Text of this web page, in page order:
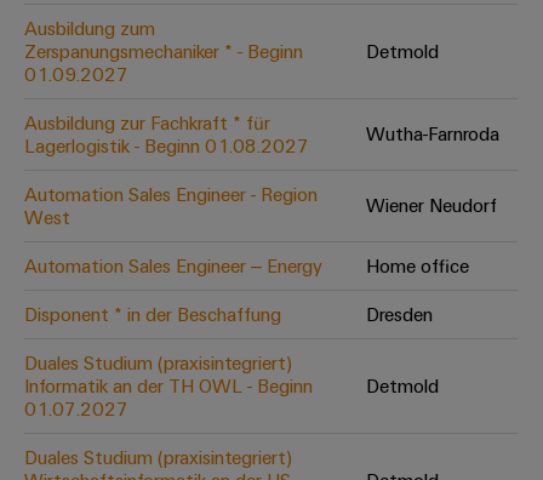
Moderne
und
digitale
für
klimafreundliche
im
Schiffbau
Verbindungslösungen
die
maritime
Industrie
Wasseraufbereitung
PCB
Services
Equipment
(OEM)
Access
&
Services
Industrial
Platform
easyConnect
Werkstatt
&
neues
Distribution
Ausbildung zum
Zerspanungsmechaniker * - Beginn
01.09.2027
Detmold
Ausbildung zur Fachkraft * für
Lagerlogistik - Beginn 01.08.2027
Wutha-Farnroda
Automation Sales Engineer - Region
West
Wiener Neudorf
Automation Sales Engineer – Energy
Home office
Disponent * in der Beschaffung
Dresden
Duales Studium (praxisintegriert)
Informatik an der TH OWL - Beginn
01.07.2027
Detmold
Duales Studium (praxisintegriert)